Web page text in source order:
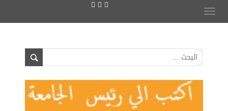
Toggle
navigation